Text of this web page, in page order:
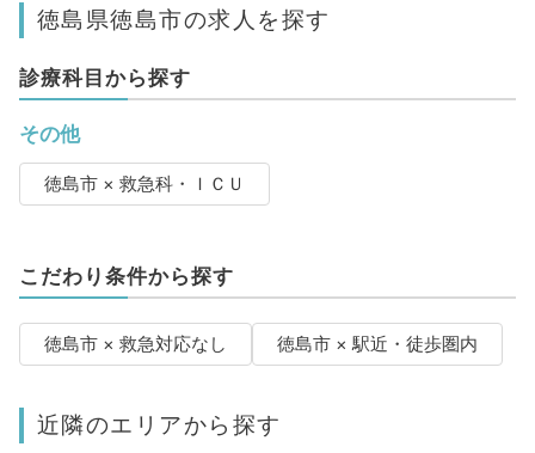
徳島県徳島市の求人を探す
診療科目から探す
その他
徳島市 × 救急科・ＩＣＵ
こだわり条件から探す
徳島市 × 救急対応なし 徳島市 × 駅近・徒歩圏内
近隣のエリアから探す